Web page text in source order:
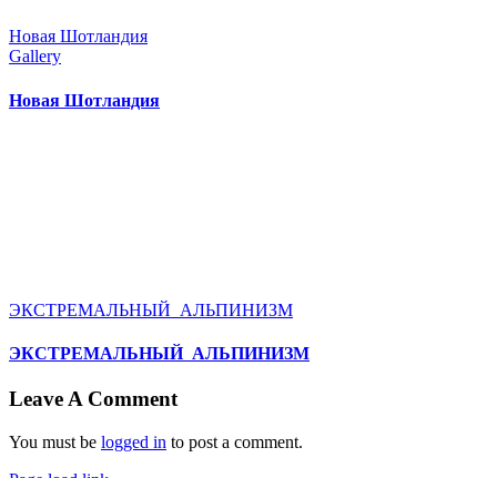
Новая Шотландия
Gallery
Новая Шотландия
ЭКСТРЕМАЛЬНЫЙ АЛЬПИНИЗМ
ЭКСТРЕМАЛЬНЫЙ АЛЬПИНИЗМ
Leave A Comment
You must be logged in to post a comment.